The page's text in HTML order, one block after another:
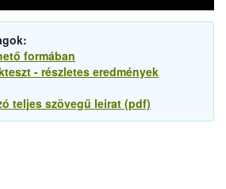
formában
- részletes eredmények
teljes szövegű leirat (pdf)